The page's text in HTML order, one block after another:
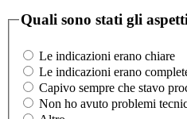
Quali sono stati gli
Le indicazioni erano chiare
Le indicazioni erano
Capivo sempre che stavo
Non ho avuto problemi